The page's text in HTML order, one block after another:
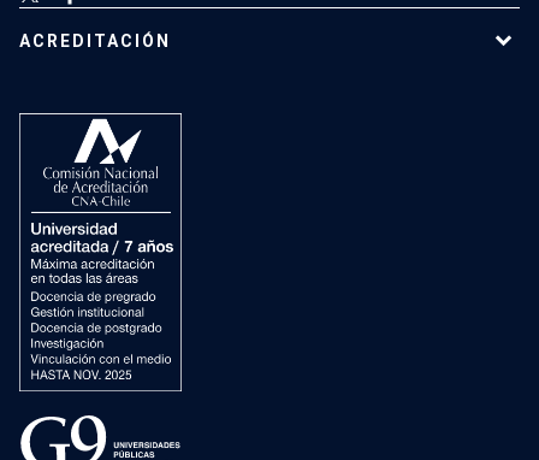
ACREDITACIÓN